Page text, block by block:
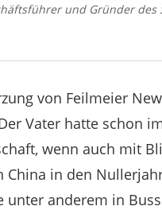
und Gründer
von Feilmeier
Vater hatte schon
wenn auch mit
China in den
unter anderem in